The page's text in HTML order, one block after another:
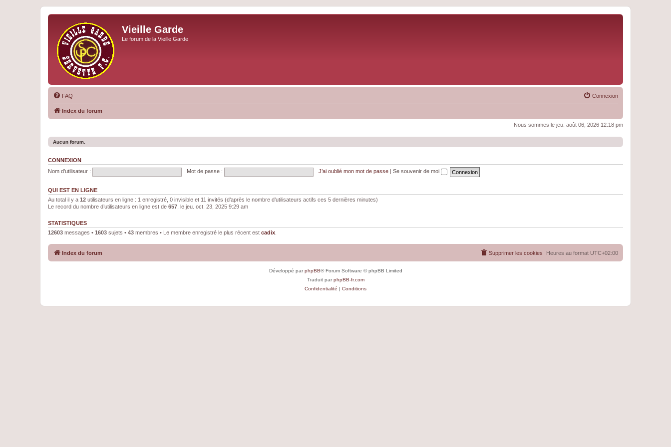
Vieille Garde
Le forum de la Vieille Garde
FAQ Connexion
Index du forum
Nous sommes le jeu. août 06, 2026 12:18 pm
Aucun forum.
CONNEXION
Nom d’utilisateur :
Mot de passe : J’ai oublié mon mot de passe Se souvenir de moi
QUI EST EN LIGNE
Au total il y a 12 utilisateurs en ligne : 1 enregistré, 0 invisible et 11 invités (d’après le nombre d’utilisateurs actifs ces 5 dernières minutes)
Le record du nombre d’utilisateurs en ligne est de 657 , le jeu. oct. 23, 2025 9:29 am
STATISTIQUES
12603 messages • 1603 sujets • 43 membres • Le membre enregistré le plus récent est cadix
Index du forum Heures au format UTC+02:00
Supprimer les cookies
Développé parphpBB® Forum Software © phpBB Limited
Traduit parphpBB-fr.com
Confidentialité | Conditions